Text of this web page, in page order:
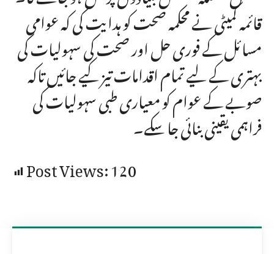
قائمہ کمیٹی نے محکمہ صحت کو ہدایت کی کہ عوامی
مسائل کے فوری حل اور صحت کی سہولیات کی
بہتری کے لیے تمام اقدامات تیز کیے جائیں تاکہ
صوبے کے عوام کو معیاری طبی سہولیات کی
فراہمی یقینی بنائی جا سکے۔
Post Views:120